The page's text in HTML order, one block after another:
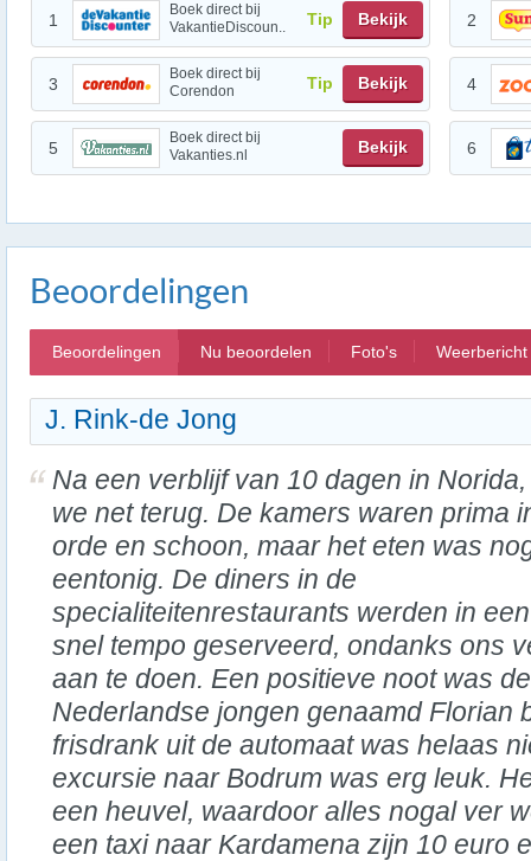
1
Boek direct bij
VakantieDiscoun..
Tip Bekijk 2
3
Boek direct bij
Corendon
Tip Bekijk 4
5
Boek direct bij
Vakanties.nl
Bekijk 6
Beoordelingen
Beoordelingen Nu beoordelen Foto's Weerbericht
J. Rink-de Jong
Na een verblijf van 10 dagen in
we net terug. De kamers waren prima
orde en schoon, maar het eten was
eentonig. De diners in de
specialiteitenrestaurants werden in een
snel tempo geserveerd, ondanks ons
aan te doen. Een positieve noot was
Nederlandse jongen genaamd Florian
frisdrank uit de automaat was helaas
excursie naar Bodrum was erg leuk.
een heuvel, waardoor alles nogal ver
een taxi naar Kardamena zijn 10 euro